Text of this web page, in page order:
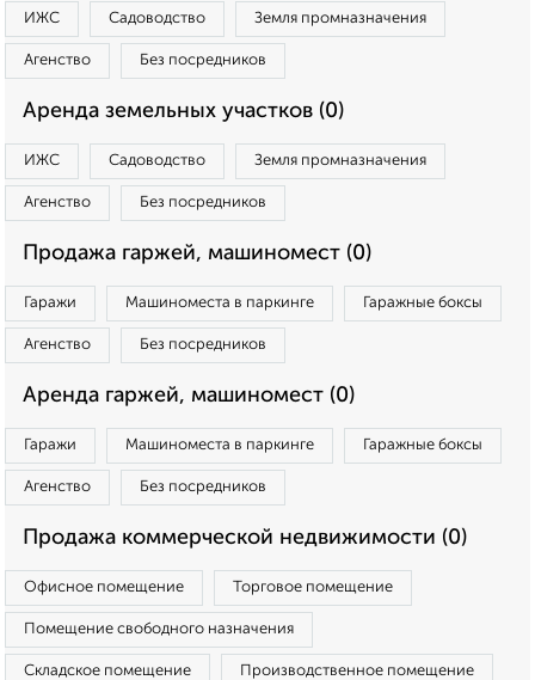
ИЖС Садоводство Земля промназначения
Агенство Без посредников
Аренда земельных участков (0)
ИЖС Садоводство Земля промназначения
Агенство Без посредников
Продажа гаржей, машиномест (0)
Гаражи Машиноместа в паркинге Гаражные боксы
Агенство Без посредников
Аренда гаржей, машиномест (0)
Гаражи Машиноместа в паркинге Гаражные боксы
Агенство Без посредников
Продажа коммерческой недвижимости (0)
Офисное помещение Торговое помещение
Помещение свободного назначения
Складское помещение Производственное помещение